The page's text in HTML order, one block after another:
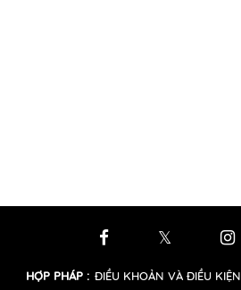
HỢP PHÁP : ĐIỀU KHOẢN VÀ ĐIỀU KIỆN